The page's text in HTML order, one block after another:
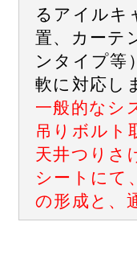
るアイルキ
置、カーテ
ンタイプ等
軟に対応し
一般的なシ
吊りボルト
天井つりさ
シートにて
の形成と、